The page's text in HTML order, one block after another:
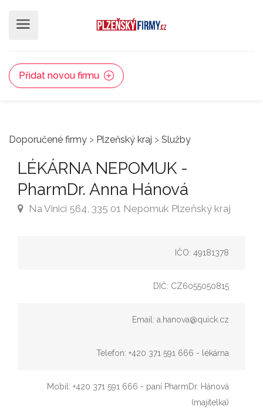
Přidat novou firmu
Doporučené firmy > Plzeňský kraj > Služby
LÉKÁRNA NEPOMUK -
PharmDr. Anna Hánová
Na Vinici 564, 335 01 Nepomuk Plzeňský kraj
IČO: 49181378
DIČ: CZ6055050815
Email: a.hanova@quick.cz
Telefon: +420 371 591 666 - lékárna
Mobil: +420 371 591 666 - paní PharmDr. Hánová
(majitelka)